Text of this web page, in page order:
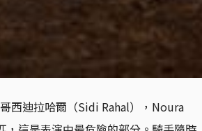
西迪拉哈爾（Sidi Rahal），Noura